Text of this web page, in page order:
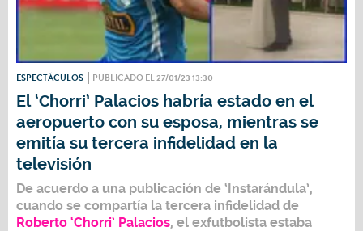
ESPECTÁCULOS PUBLICADO EL 27/01/23 13:30
El ‘Chorri’ Palacios habría estado en el
aeropuerto con su esposa, mientras se
emitía su tercera infidelidad en la
televisión
De acuerdo a una publicación de ‘Instarándula’,
cuando se compartía la tercera infidelidad de
Roberto ‘Chorri’ Palacios, el exfutbolista estaba